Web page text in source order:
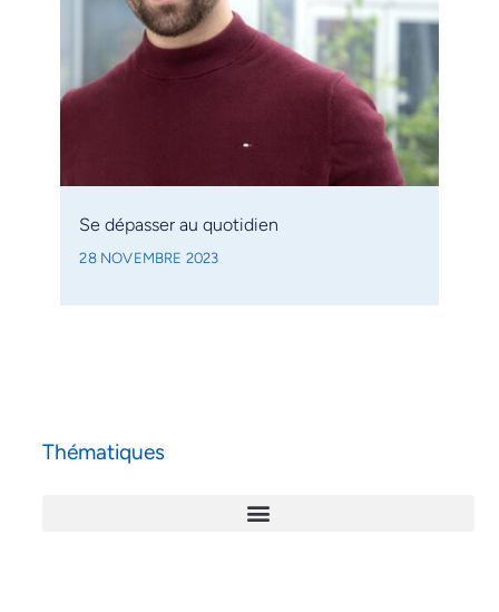
Se dépasser au quotidien
28 NOVEMBRE 2023
Thématiques